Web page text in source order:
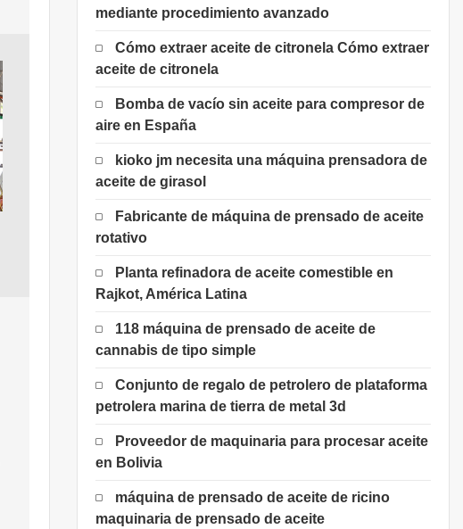
mediante procedimiento avanzado
Cómo extraer aceite de citronela Cómo extraer
aceite de citronela
Bomba de vacío sin aceite para compresor de
aire en España
kioko jm necesita una máquina prensadora de
aceite de girasol
Fabricante de máquina de prensado de aceite
rotativo
Planta refinadora de aceite comestible en
Rajkot, América Latina
118 máquina de prensado de aceite de
cannabis de tipo simple
Conjunto de regalo de petrolero de plataforma
petrolera marina de tierra de metal 3d
Proveedor de maquinaria para procesar aceite
en Bolivia
máquina de prensado de aceite de ricino
maquinaria de prensado de aceite